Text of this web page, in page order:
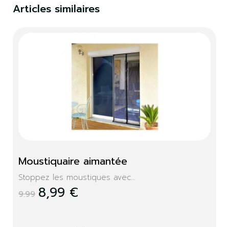
Articles similaires
Moustiquaire aimantée
Stoppez les moustiques avec...
9.99 8,99 €